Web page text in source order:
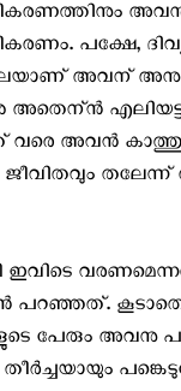
അവനും
പക്ഷേ,
അവന്
അതെന്ന്‍
വരെ അവന്‍
തലേന്ന്
ഇവിടെ
കൂടാതെ
പേരും അവനു